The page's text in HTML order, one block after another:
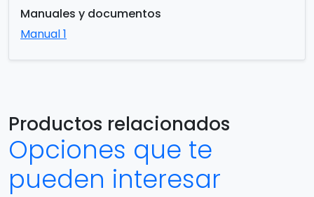
Manuales y documentos
Manual 1
Productos relacionados
Opciones que te
pueden interesar